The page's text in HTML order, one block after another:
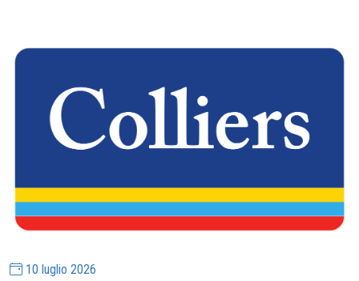
10 luglio 2026